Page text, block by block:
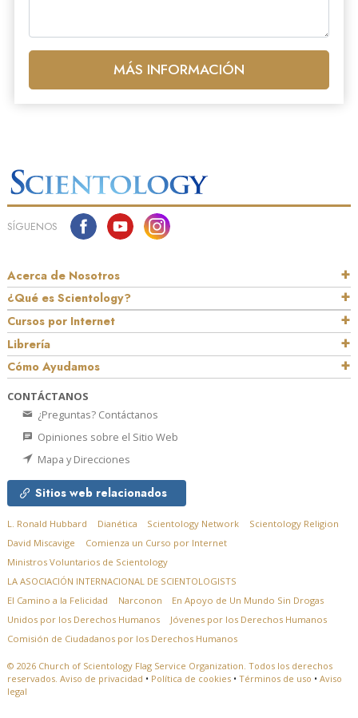
MÁS INFORMACIÓN
SÍGUENOS
Acerca de Nosotros
¿Qué es Scientology?
Cursos por Internet
Librería
Cómo Ayudamos
CONTÁCTANOS
¿Preguntas? Contáctanos
Opiniones sobre el Sitio Web
Mapa y Direcciones
Sitios web relacionados
L. Ronald Hubbard Dianética Scientology Network
Scientology Religion
David Miscavige
Comienza un Curso por Internet
Ministros Voluntarios de Scientology
LA ASOCIACIÓN INTERNACIONAL DE SCIENTOLOGISTS
El Camino a la Felicidad
Narconon
En Apoyo de Un Mundo Sin Drogas
Unidos por los Derechos Humanos
Jóvenes por los Derechos Humanos
Comisión de Ciudadanos por los Derechos Humanos
© 2026 Church of Scientology Flag Service Organization. Todos los derechos
reservados. Aviso de privacidad • Política de cookies • Términos de uso • Aviso
legal